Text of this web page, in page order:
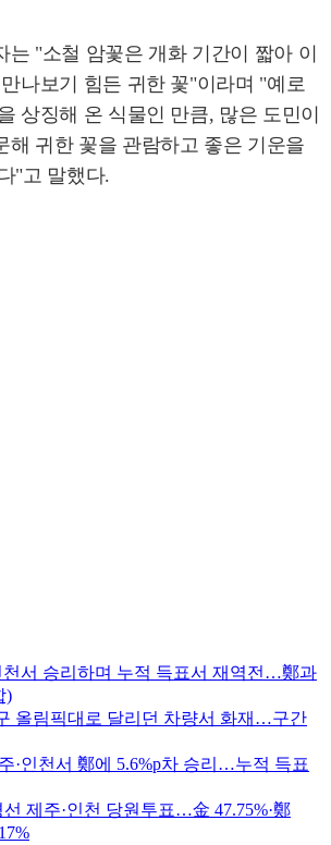
는 "소철 암꽃은 개화 기간이 짧아 이
나보기 힘든 귀한 꽃"이라며 "예로
상징해 온 식물인 만큼, 많은 도민이
해 귀한 꽃을 관람하고 좋은 기운을
"고 말했다.
천서 승리하며 누적 득표서 재역전…鄭과
)
올림픽대로 달리던 차량서 화재…구간
·인천서 鄭에 5.6%p차 승리…누적 득표
제주·인천 당원투표…金 47.75%·鄭